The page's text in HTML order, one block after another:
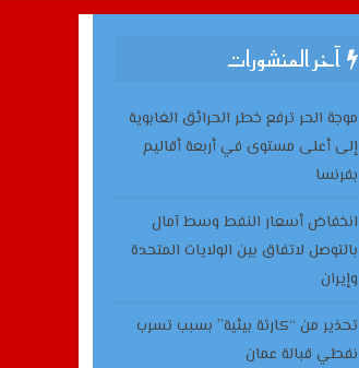
آخر المنشورات
موجة الحر ترفع خطر الحرائق الغابوية
إلى أعلى مستوى في أربعة أقاليم
بفرنسا
انخفاض أسعار النفط وسط آمال
بالتوصل لاتفاق بين الولايات المتحدة
وإيران
تحذير من “كارثة بيئية” بسبب تسرب
نفطي قبالة عمان